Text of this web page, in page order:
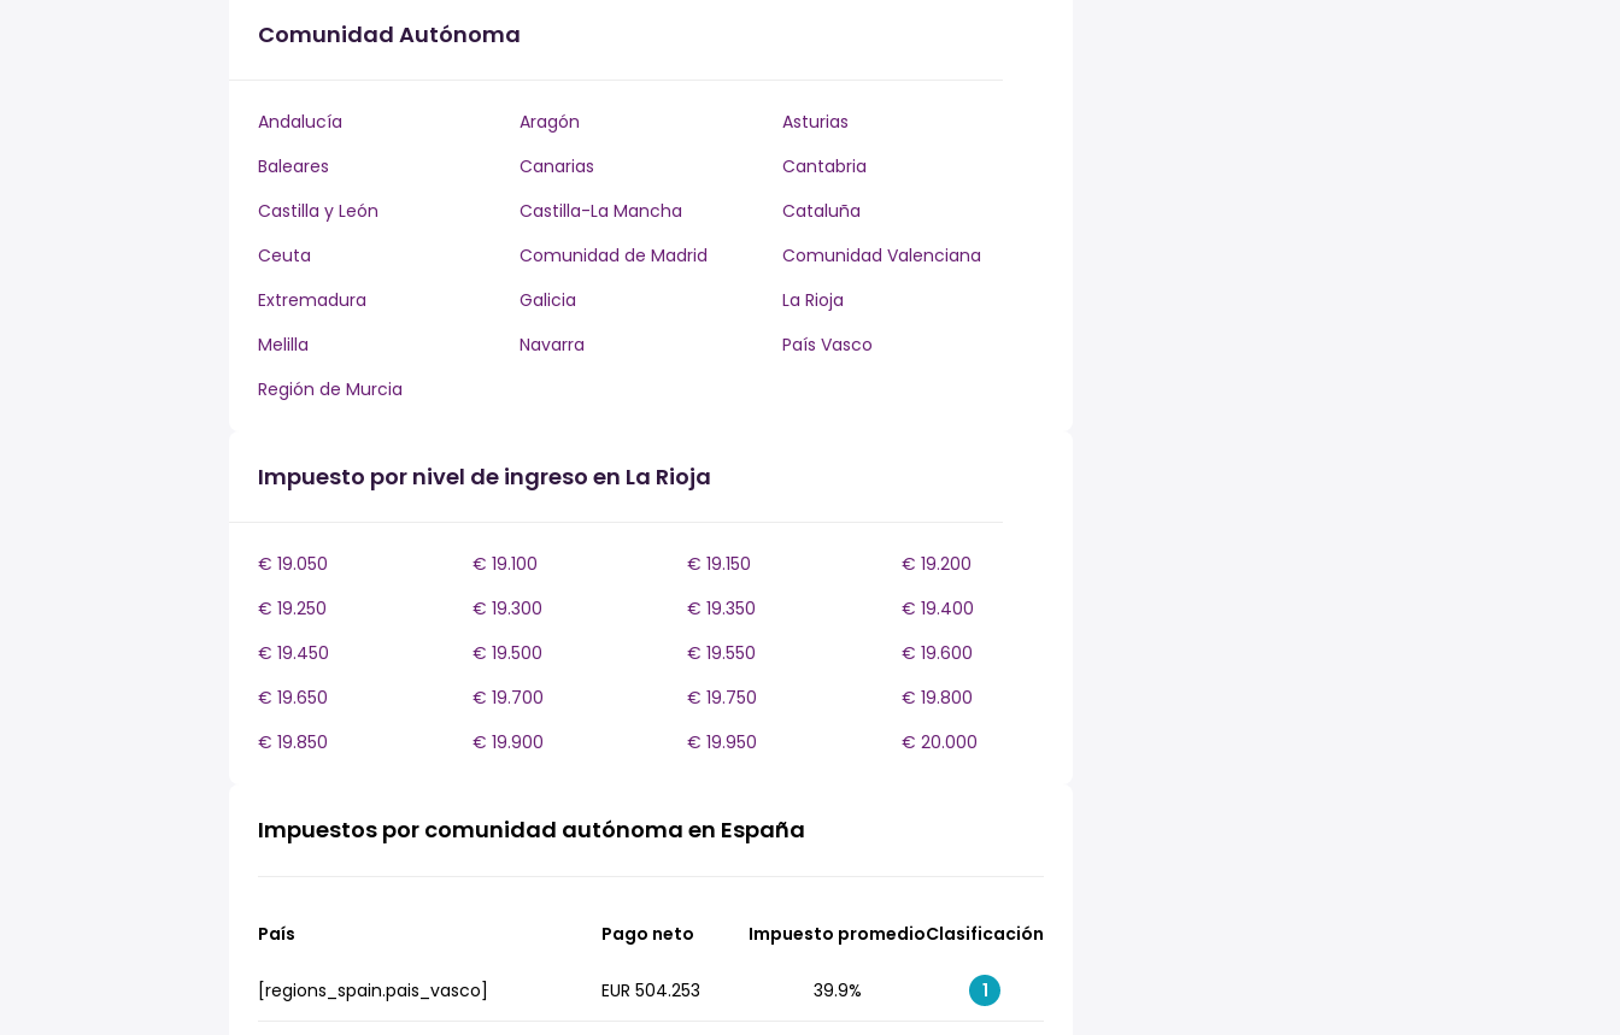
Comunidad Autónoma
Andalucía Aragón
Asturias
Baleares
Canarias
Cantabria
Castilla y León
Castilla-La Mancha
Cataluña
Ceuta
Comunidad de Madrid
Comunidad Valenciana
Extremadura
Galicia
La Rioja
Melilla
Navarra
País Vasco
Región de Murcia
Impuesto por nivel de ingreso en La Rioja
€ 19.050 € 19.100 € 19.150
€ 19.200
€ 19.250
€ 19.300 € 19.350
€ 19.400
€ 19.450
€ 19.500 € 19.550
€ 19.600
€ 19.650
€ 19.700 € 19.750
€ 19.800
€ 19.850
€ 19.900 € 19.950 € 20.000
Impuestos por comunidad autónoma en España
País Pago neto Impuesto promedioClasificación
[regions_spain.pais_vasco] EUR 504.253 39.9% 1